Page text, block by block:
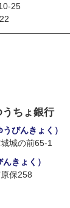
25
ちょ銀行
びんきょく）
城の前65-1
きょく）
保258